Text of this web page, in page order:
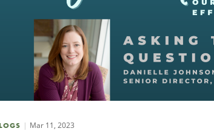
Mar 11, 2023